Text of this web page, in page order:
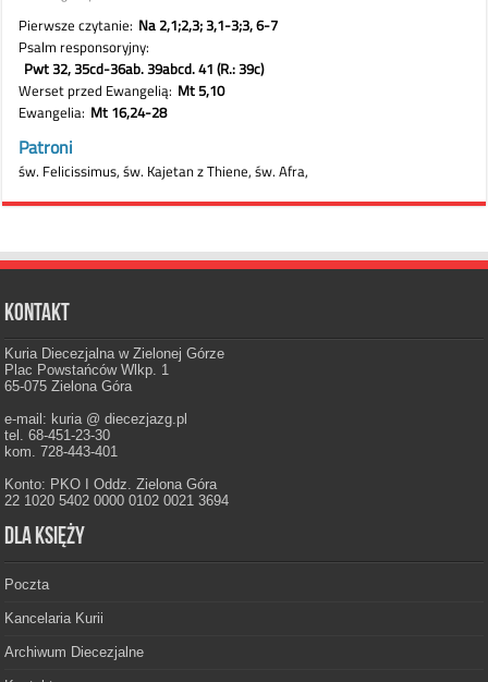
Kontakt
Kuria Diecezjalna w Zielonej Górze
Plac Powstańców Wlkp. 1
65-075 Zielona Góra
e-mail: kuria @ diecezjazg.pl
tel. 68-451-23-30
kom. 728-443-401
Konto: PKO I Oddz. Zielona Góra
22 1020 5402 0000 0102 0021 3694
Dla księży
Poczta
Kancelaria Kurii
Archiwum Diecezjalne